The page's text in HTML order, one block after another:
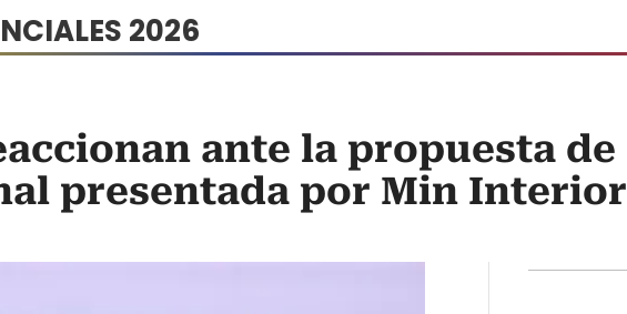
2026
ante la propuesta de
presentada por Min Interior